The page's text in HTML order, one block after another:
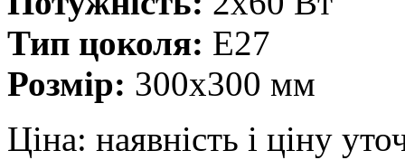
Тип цоколя: E27
Розмір: 300x300 мм
Ціна: наявність і ціну